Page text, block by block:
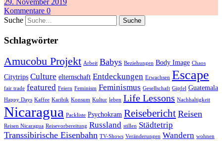
29. November 2019
Kommentare 0
Suche
Schlagwörter
Amucobu Projekt Arbeit Babys Beziehungen Body Image Chaos
Citytrips Culture elternschaft Entdeckungen Erwachsen Escape
fair trade featured Feiern Feminism Feminismus Gesellschaft Gipfel Guatemala
Happy Days Kaffee Karibik Konsum Kultur leben Life Lessons Nachhaltigkeit
Nicaragua Packliste Psychokram Reisebericht Reisen
Reisen Nicaragua Reisevorbereitung Russland stillen Städtetrip
Transsibirische Eisenbahn TV-Shows Veränderungen Wandern wohnen